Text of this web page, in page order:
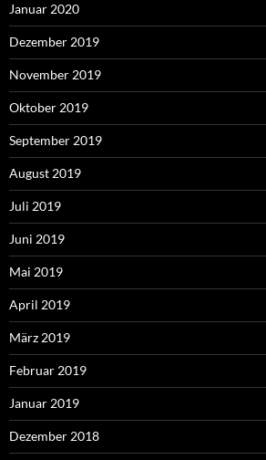
Januar 2020
Dezember 2019
November 2019
Oktober 2019
September 2019
August 2019
Juli 2019
Juni 2019
Mai 2019
April 2019
März 2019
Februar 2019
Januar 2019
Dezember 2018